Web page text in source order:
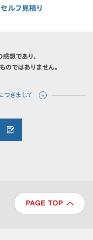
セルフ見積り
想であり、
のではありません。